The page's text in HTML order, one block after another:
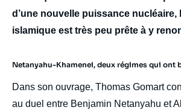
d’une nouvelle puissance nucléaire,
islamique est très peu prête à y
Netanyahu-Khamenei, deux régimes qui ont
Dans son ouvrage, Thomas Gomart
au duel entre Benjamin Netanyahu et